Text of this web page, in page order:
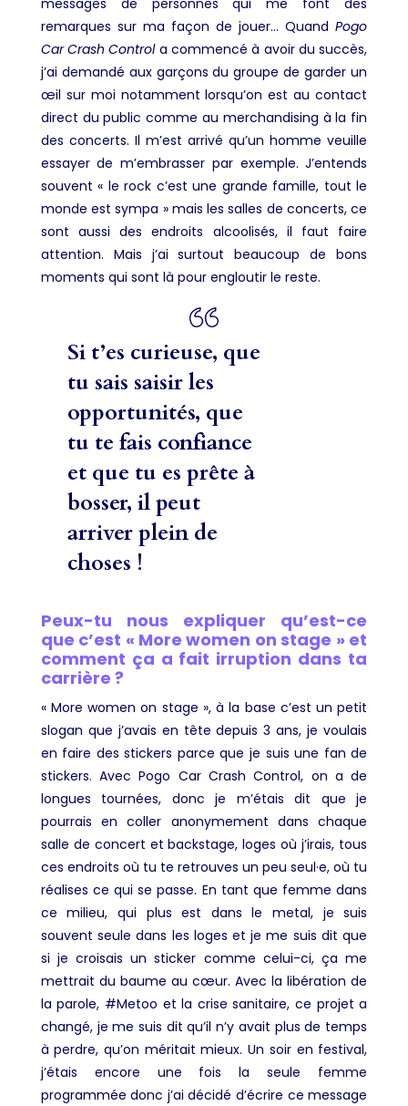
remarques sur ma façon de jouer… QuandPogo
Car Crash Controla commencé à avoir du succès,
j’ai demandé aux garçons du groupe de garder un
œil sur moi notamment lorsqu’on est au contact
direct du public comme au merchandising à la fin
des concerts. Il m’est arrivé qu’un homme veuille
essayer de m’embrasser par exemple. J’entends
souvent « le rock c’est une grande famille, tout le
monde est sympa » mais les salles de concerts, ce
sont aussi des endroits alcoolisés, il faut faire
attention. Mais j’ai surtout beaucoup de bons
moments qui sont là pour engloutir le reste.
Si t’es curieuse, que
tu sais saisir les
opportunités, que
tu te fais confiance
et que tu es prête à
bosser, il peut
arriver plein de
choses !
Peux-tu nous expliquer qu’est-ce
que c’est « More women on stage » et
comment ça a fait irruption dans ta
carrière ?
« More women on stage », à la base c’est un petit
slogan que j’avais en tête depuis 3 ans, je voulais
en faire des stickers parce que je suis une fan de
stickers. Avec Pogo Car Crash Control, on a de
longues tournées, donc je m’étais dit que je
pourrais en coller anonymement dans chaque
salle de concert et backstage, loges où j’irais, tous
ces endroits où tu te retrouves un peu seul·e, où tu
réalises ce qui se passe. En tant que femme dans
ce milieu, qui plus est dans le metal, je suis
souvent seule dans les loges et je me suis dit que
si je croisais un sticker comme celui-ci, ça me
mettrait du baume au cœur. Avec la libération de
la parole, #Metoo et la crise sanitaire, ce projet a
changé, je me suis dit qu’il n’y avait plus de temps
à perdre, qu’on méritait mieux. Un soir en festival,
j’étais encore une fois la seule femme
programmée donc j’ai décidé d’écrire ce message